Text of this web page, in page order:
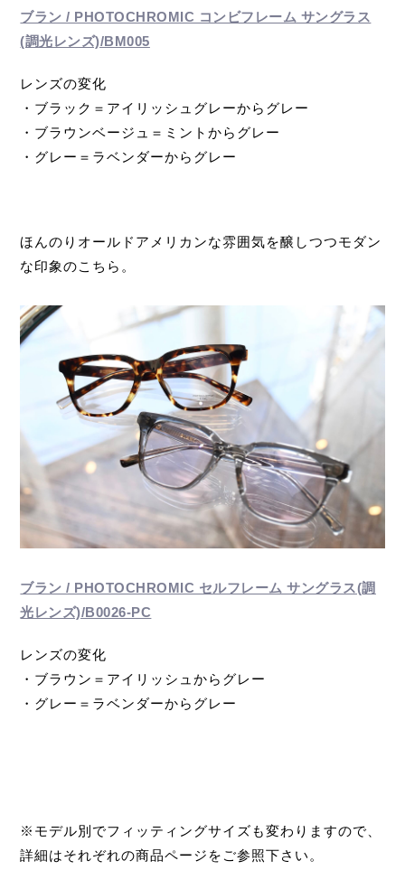
ブラン / PHOTOCHROMIC コンビフレーム サングラス
(調光レンズ)/BM005
レンズの変化
・ブラック＝アイリッシュグレーからグレー
・ブラウンベージュ＝ミントからグレー
・グレー＝ラベンダーからグレー
ほんのりオールドアメリカンな雰囲気を醸しつつモダン
な印象のこちら。
ブラン / PHOTOCHROMIC セルフレーム サングラス(調
光レンズ)/B0026-PC
レンズの変化
・ブラウン＝アイリッシュからグレー
・グレー＝ラベンダーからグレー
※モデル別でフィッティングサイズも変わりますので、
詳細はそれぞれの商品ページをご参照下さい。